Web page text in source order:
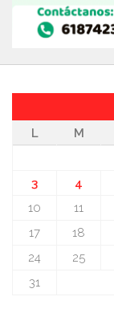
L
M
3
4
10
11
17
18
24
25
31